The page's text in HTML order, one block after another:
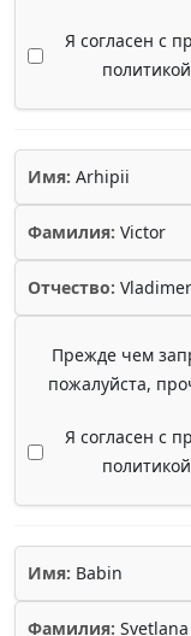
Я согласен с
Имя: Arhipii
Фамилия: Victor
Отчество: Vladimer
Прежде чем
пожалуйста,
Я согласен с
Имя: Babin
Фамилия: Svetlana